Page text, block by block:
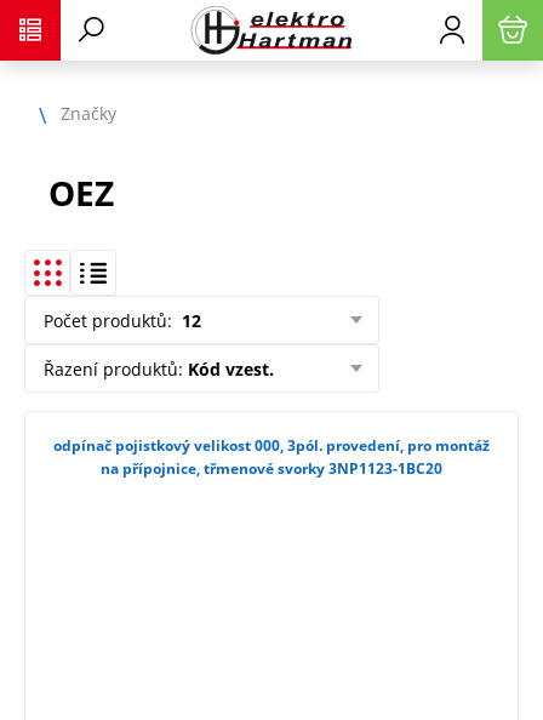
Značky
OEZ
Počet produktů: 12
Řazení produktů: Kód vzest.
odpínač pojistkový velikost 000, 3pól. provedení, pro montáž
na přípojnice, třmenové svorky 3NP1123-1BC20